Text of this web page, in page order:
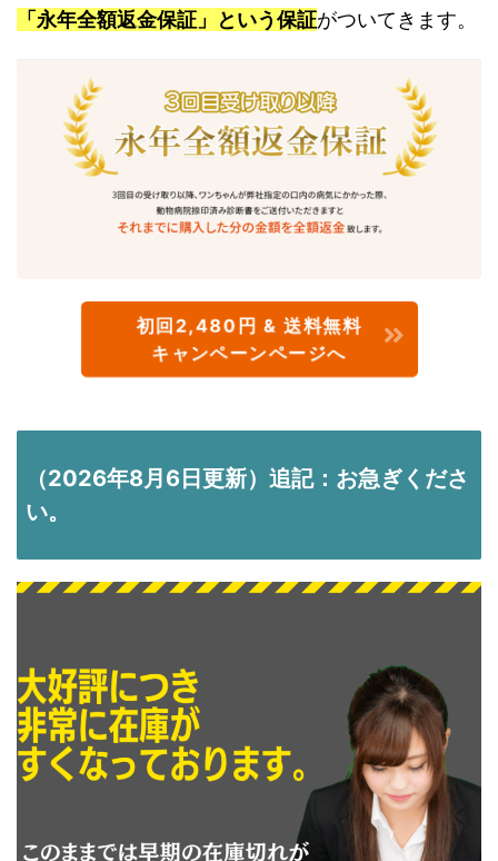
「永年全額返金保証」という保証がついてきます。
初回2,480円 & 送料無料
キャンペーンページへ
（2026年8月6日更新）追記：お急ぎくださ
い。